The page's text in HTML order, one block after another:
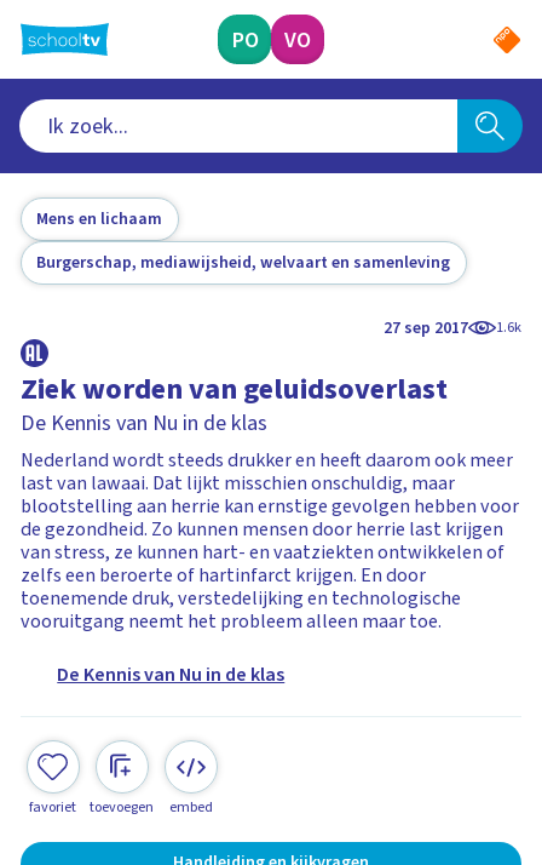
naar
hoofdinhoud
PO VO
Mens en lichaam
Burgerschap, mediawijsheid, welvaart en samenleving
27 sep 2017 1.6k
Ziek worden van geluidsoverlast
De Kennis van Nu in de klas
Nederland wordt steeds drukker en heeft daarom ook meer
last van lawaai. Dat lijkt misschien onschuldig, maar
blootstelling aan herrie kan ernstige gevolgen hebben voor
de gezondheid. Zo kunnen mensen door herrie last krijgen
van stress, ze kunnen hart- en vaatziekten ontwikkelen of
zelfs een beroerte of hartinfarct krijgen. En door
toenemende druk, verstedelijking en technologische
vooruitgang neemt het probleem alleen maar toe.
De Kennis van Nu in de klas
favoriet toevoegen embed